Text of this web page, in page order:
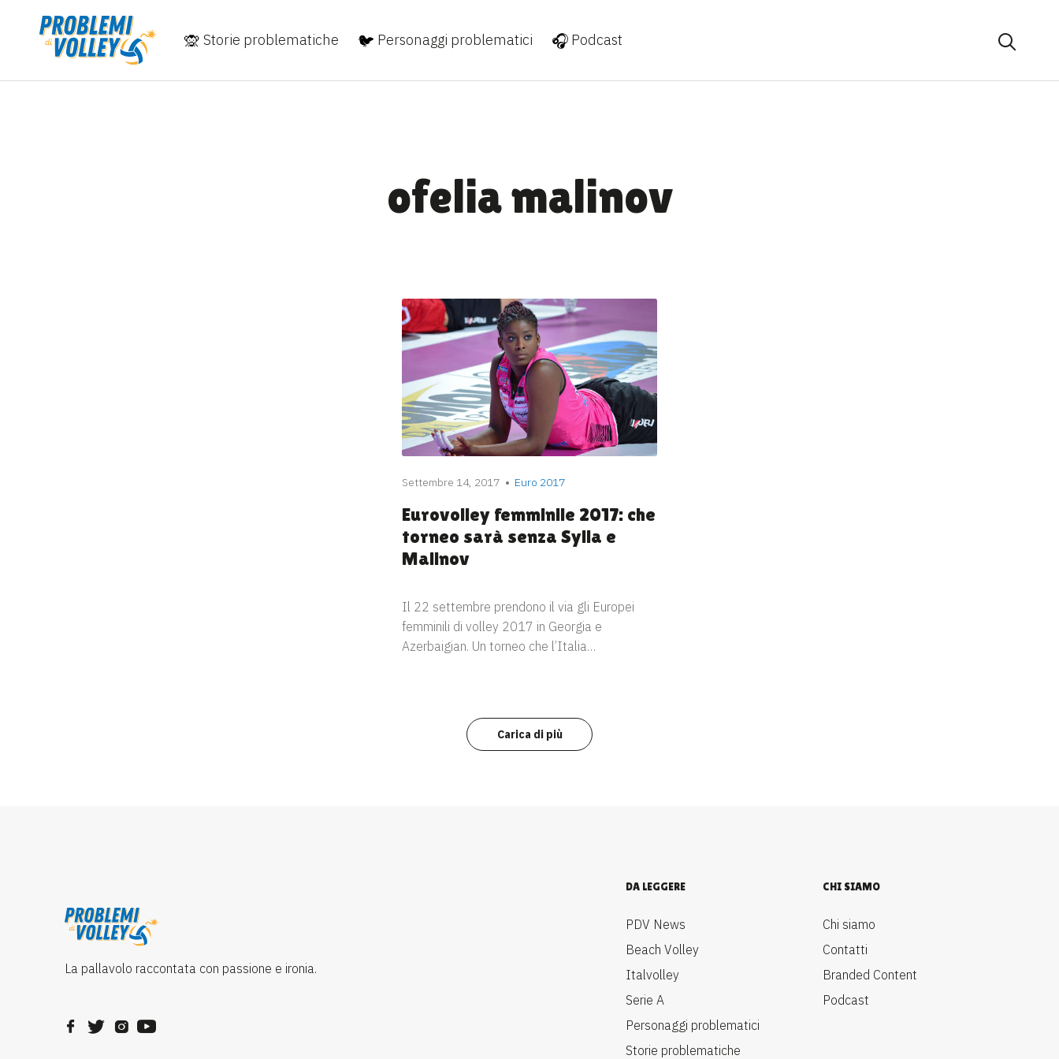
Storie problematiche Personaggi problematici Podcast
ofelia malinov
Settembre 14, 2017 Euro 2017
Eurovolley femminile 2017: che
torneo sarà senza Sylla e
Malinov
Il 22 settembre prendono il via gli Europei
femminili di volley 2017 in Georgia e
Azerbaigian. Un torneo che l’Italia…
Carica di più
La pallavolo raccontata con passione e ironia.
DA LEGGERE
PDV News
Beach Volley
Italvolley
Serie A
Personaggi problematici
Storie problematiche
CHI SIAMO
Chi siamo
Contatti
Branded Content
Podcast